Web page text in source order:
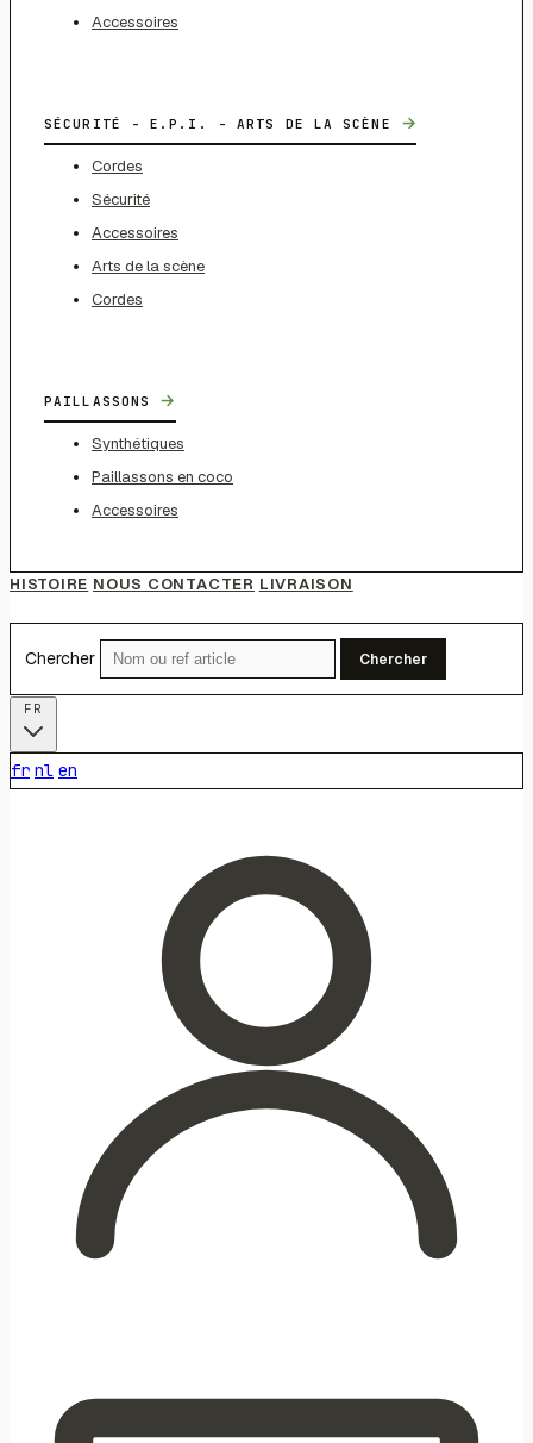
Accessoires
SÉCURITÉ - E.P.I. - ARTS DE LA SCÈNE →
Cordes
Sécurité
Accessoires
Arts de la scène
Cordes
PAILLASSONS →
Synthétiques
Paillassons en coco
Accessoires
HISTOIRE NOUS CONTACTER LIVRAISON
Chercher Chercher
fr nl en